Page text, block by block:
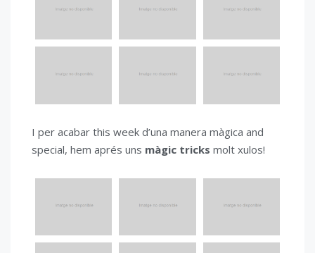
I per acabar this week d’una manera màgica and
special, hem aprés uns màgic tricks molt xulos!